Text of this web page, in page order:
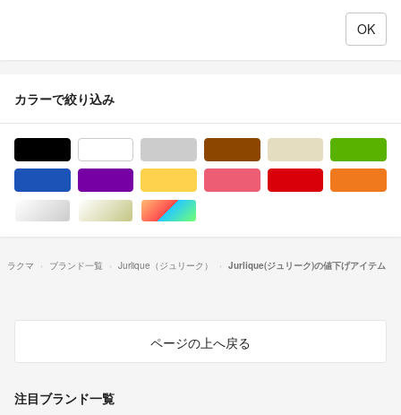
カラーで絞り込み
シルバー/銀色系ゴールド/金色系マルチカラー
ラクマ ブランド一覧 Jurlique（ジュリーク） Jurlique(ジュリーク)の値下げアイテム
ページの上へ戻る
注目ブランド一覧